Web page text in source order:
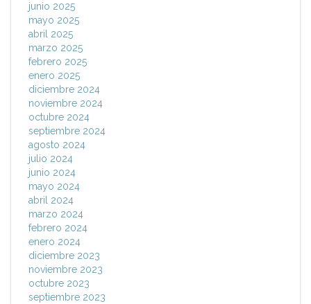
junio 2025
mayo 2025
abril 2025
marzo 2025
febrero 2025
enero 2025
diciembre 2024
noviembre 2024
octubre 2024
septiembre 2024
agosto 2024
julio 2024
junio 2024
mayo 2024
abril 2024
marzo 2024
febrero 2024
enero 2024
diciembre 2023
noviembre 2023
octubre 2023
septiembre 2023